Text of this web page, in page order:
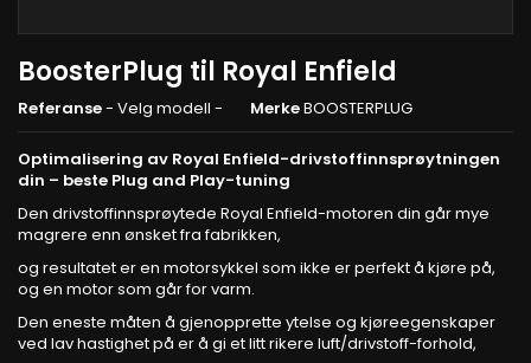
BoosterPlug til Royal Enfield
Referanse- Velg modell - MerkeBOOSTERPLUG
Optimalisering av Royal Enfield-drivstoffinnsprøytningen
din – beste Plug and Play-tuning
Den drivstoffinnsprøytede Royal Enfield-motoren din går mye
magrere enn ønsket fra fabrikken,
og resultatet er en motorsykkel som ikke er perfekt å kjøre på,
og en motor som går for varm.
Den eneste måten å gjenopprette ytelse og kjøreegenskaper
ved lav hastighet på er å gi et litt rikere luft/drivstoff-forhold,